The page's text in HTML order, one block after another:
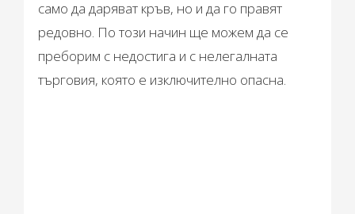
само да даряват кръв, но и да го правят
редовно. По този начин ще можем да се
преборим с недостига и с нелегалната
търговия, която е изключително опасна.